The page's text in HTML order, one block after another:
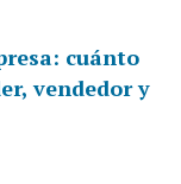
cuánto
vendedor y